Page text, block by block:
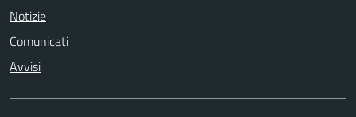
Notizie
Comunicati
Avvisi